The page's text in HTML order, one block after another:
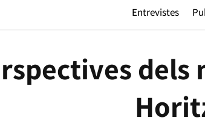
Entrevistes
dels